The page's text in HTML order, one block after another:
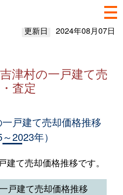
更新日 2024年08月07日
津村の一戸建て売
査定
戸建て売却価格推移
～2023年）
て売却価格推移です。
戸建て売却価格推移